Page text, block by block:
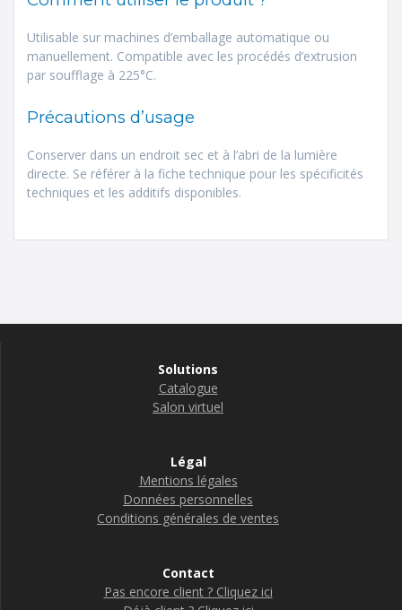
Utilisable sur machines d’emballage automatique ou
manuellement. Compatible avec les procédés d’extrusion
par soufflage à 225°C.
Précautions d’usage
Conserver dans un endroit sec et à l’abri de la lumière
directe. Se référer à la fiche technique pour les spécificités
techniques et les additifs disponibles.
Solutions
Catalogue
Salon virtuel
Légal
Mentions légales
Données personnelles
Conditions générales de ventes
Contact
Pas encore client ? Cliquez ici